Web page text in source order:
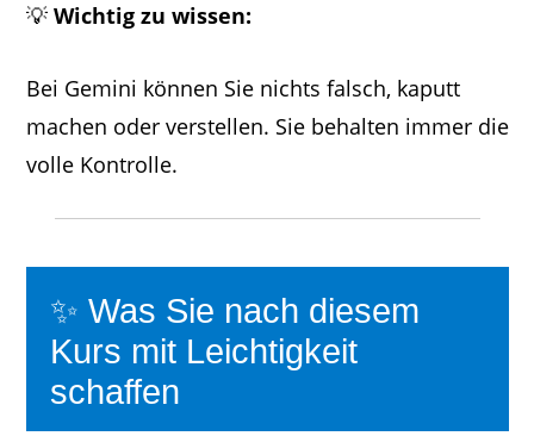
💡 Wichtig zu wissen:
Bei Gemini können Sie nichts falsch, kaputt
machen oder verstellen. Sie behalten immer die
volle Kontrolle.
✨ Was Sie nach diesem
Kurs mit Leichtigkeit
schaffen